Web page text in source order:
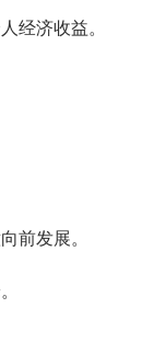
经济收益。
前发展。